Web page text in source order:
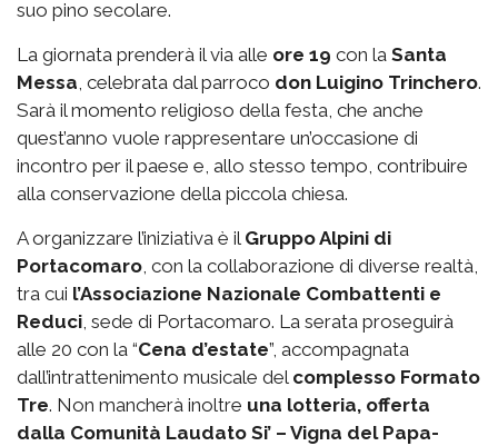
suo pino secolare.
La giornata prenderà il via alle ore 19 con la Santa
Messa, celebrata dal parroco don Luigino Trinchero.
Sarà il momento religioso della festa, che anche
quest’anno vuole rappresentare un’occasione di
incontro per il paese e, allo stesso tempo, contribuire
alla conservazione della piccola chiesa.
A organizzare l’iniziativa è il Gruppo Alpini di
Portacomaro, con la collaborazione di diverse realtà,
tra cui l’Associazione Nazionale Combattenti e
Reduci, sede di Portacomaro. La serata proseguirà
alle 20 con la “Cena d’estate”, accompagnata
dall’intrattenimento musicale del complesso Formato
Tre. Non mancherà inoltre una lotteria, offerta
dalla Comunità Laudato Si’ – Vigna del Papa-